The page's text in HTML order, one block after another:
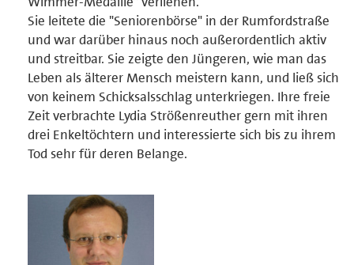
Sie leitete die "Seniorenbörse" in der Rumfordstraße
und war darüber hinaus noch außerordentlich aktiv
und streitbar. Sie zeigte den Jüngeren, wie man das
Leben als älterer Mensch meistern kann, und ließ sich
von keinem Schicksalsschlag unterkriegen. Ihre freie
Zeit verbrachte Lydia Strößenreuther gern mit ihren
drei Enkeltöchtern und interessierte sich bis zu ihrem
Tod sehr für deren Belange.